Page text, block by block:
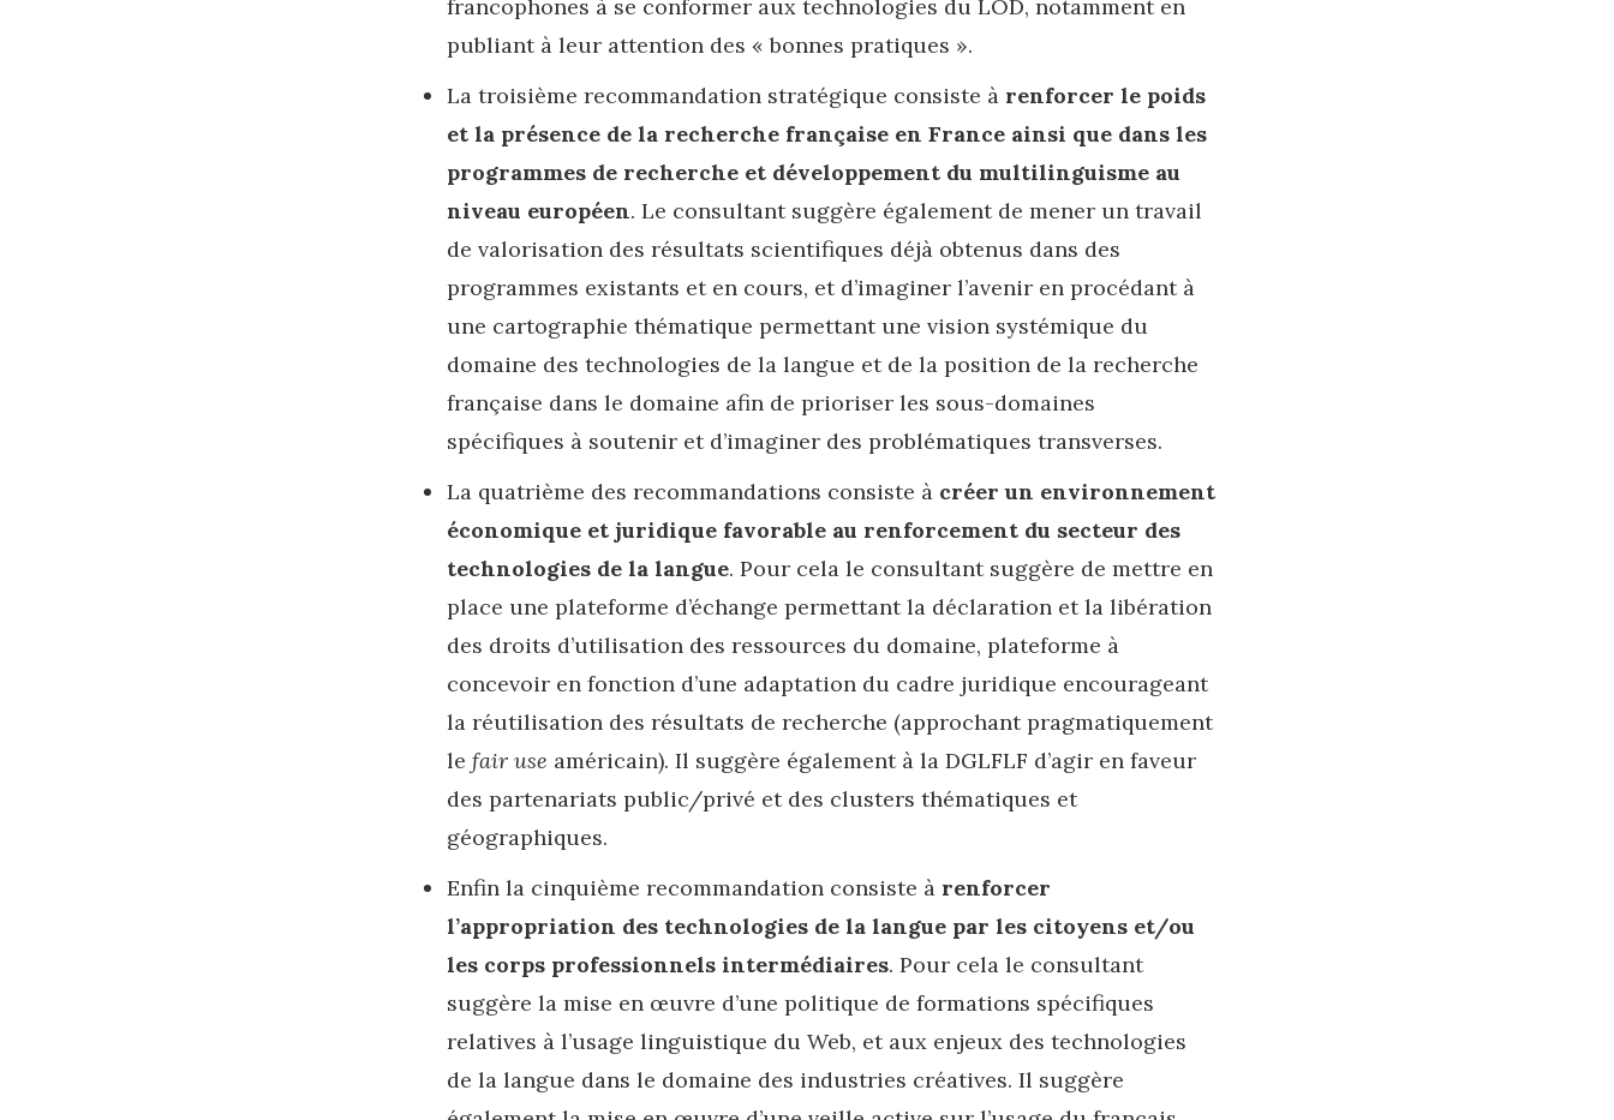
francophones à se conformer aux technologies du LOD, notamment en
publiant à leur attention des « bonnes pratiques ».
La troisième recommandation stratégique consiste à renforcer le poids
et la présence de la recherche française en France ainsi que dans les
programmes de recherche et développement du multilinguisme au
niveau européen. Le consultant suggère également de mener un travail
de valorisation des résultats scientifiques déjà obtenus dans des
programmes existants et en cours, et d’imaginer l’avenir en procédant à
une cartographie thématique permettant une vision systémique du
domaine des technologies de la langue et de la position de la recherche
française dans le domaine afin de prioriser les sous-domaines
spécifiques à soutenir et d’imaginer des problématiques transverses.
La quatrième des recommandations consiste à créer un environnement
économique et juridique favorable au renforcement du secteur des
technologies de la langue. Pour cela le consultant suggère de mettre en
place une plateforme d’échange permettant la déclaration et la libération
des droits d’utilisation des ressources du domaine, plateforme à
concevoir en fonction d’une adaptation du cadre juridique encourageant
la réutilisation des résultats de recherche (approchant pragmatiquement
le fair use américain). Il suggère également à la DGLFLF d’agir en faveur
des partenariats public/privé et des clusters thématiques et
géographiques.
Enfin la cinquième recommandation consiste à renforcer
l’appropriation des technologies de la langue par les citoyens et/ou
les corps professionnels intermédiaires. Pour cela le consultant
suggère la mise en œuvre d’une politique de formations spécifiques
relatives à l’usage linguistique du Web, et aux enjeux des technologies
de la langue dans le domaine des industries créatives. Il suggère